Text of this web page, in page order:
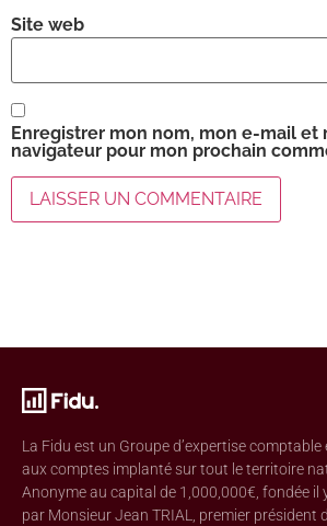
Site web
Enregistrer mon nom, mon e-mail et
navigateur pour mon prochain
La Fidu est un Groupe d’expertise
aux comptes implanté sur tout le territoire
Anonyme au capital de 1,000,000€, fondée il
par Monsieur Jean TRIAL, premier président